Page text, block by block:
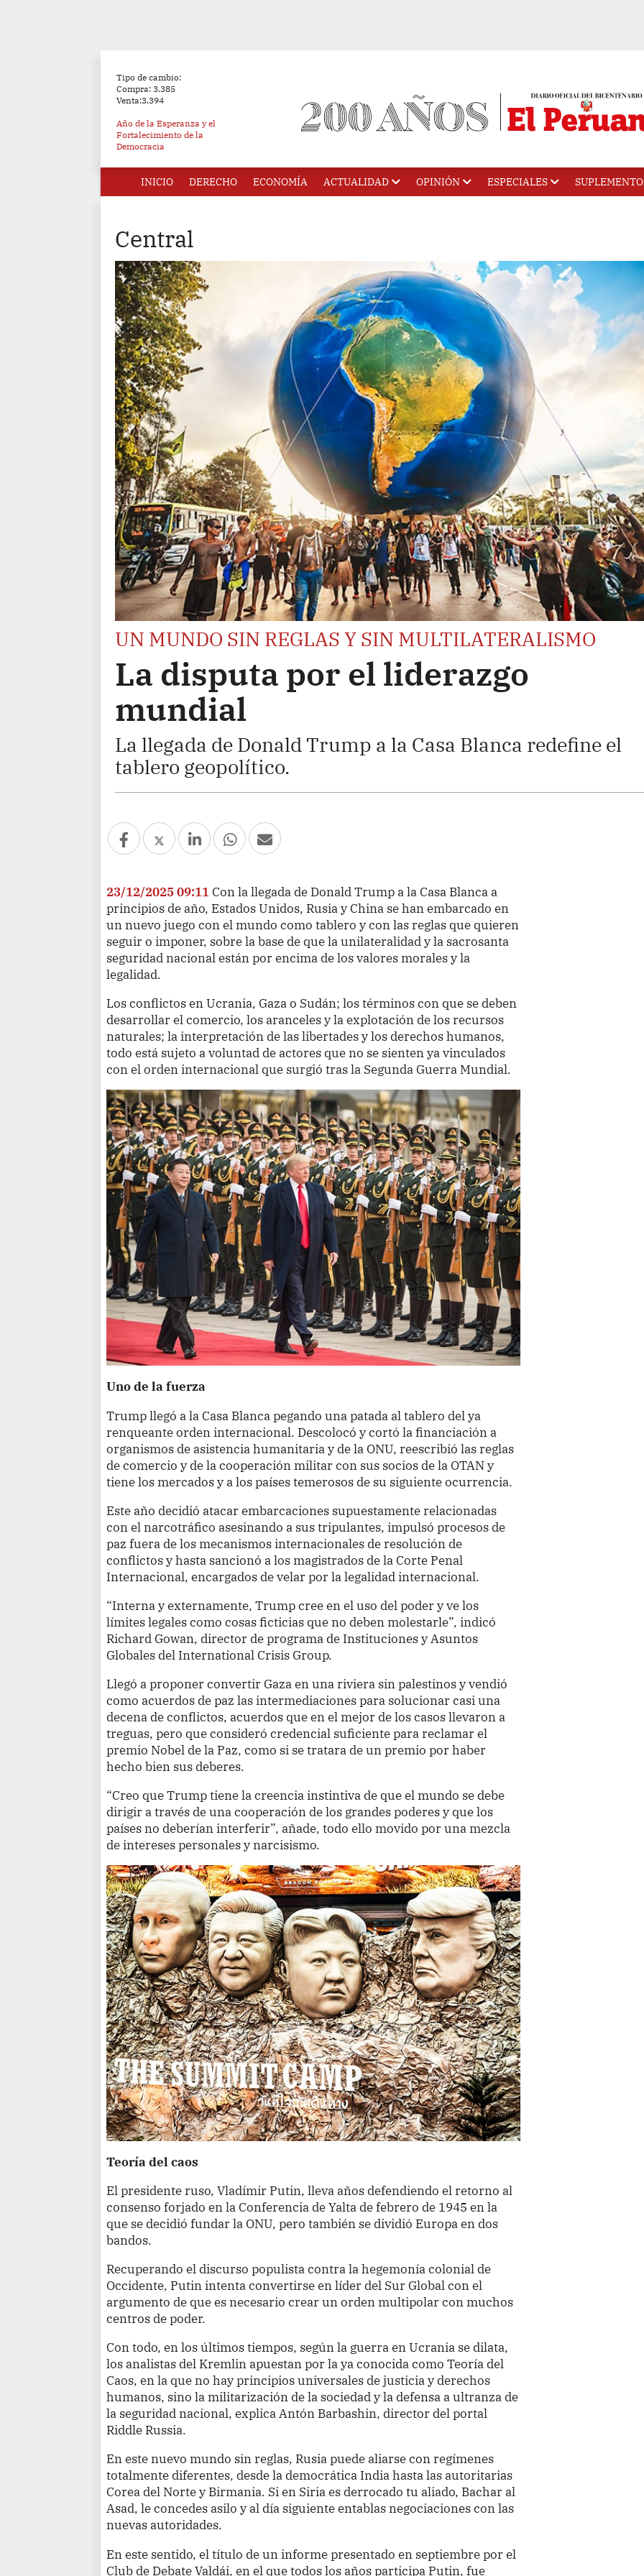
Tipo de cambio:
Compra: 3.385
Venta:3.394
Año de la Esperanza y el
Fortalecimiento de la
Democracia
INICIO DERECHO ECONOMÍA ACTUALIDAD OPINIÓN ESPECIALES
Central
UN MUNDO SIN REGLAS Y SIN MULTILATERALISMO
La disputa por el liderazgo
mundial
La llegada de Donald Trump a la Casa Blanca redefine el
tablero geopolítico.
23/12/2025 09:11Con la llegada de Donald Trump a la Casa Blanca a
principios de año, Estados Unidos, Rusia y China se han embarcado en
un nuevo juego con el mundo como tablero y con las reglas que quieren
seguir o imponer, sobre la base de que la unilateralidad y la sacrosanta
seguridad nacional están por encima de los valores morales y la
legalidad.
Los conflictos en Ucrania, Gaza o Sudán; los términos con que se deben
desarrollar el comercio, los aranceles y la explotación de los recursos
naturales; la interpretación de las libertades y los derechos humanos,
todo está sujeto a voluntad de actores que no se sienten ya vinculados
con el orden internacional que surgió tras la Segunda Guerra Mundial.
Uno de la fuerza
Trump llegó a la Casa Blanca pegando una patada al tablero del ya
renqueante orden internacional. Descolocó y cortó la financiación a
organismos de asistencia humanitaria y de la ONU, reescribió las reglas
de comercio y de la cooperación militar con sus socios de la OTAN y
tiene los mercados y a los países temerosos de su siguiente ocurrencia.
Este año decidió atacar embarcaciones supuestamente relacionadas
con el narcotráfico asesinando a sus tripulantes, impulsó procesos de
paz fuera de los mecanismos internacionales de resolución de
conflictos y hasta sancionó a los magistrados de la Corte Penal
Internacional, encargados de velar por la legalidad internacional.
“Interna y externamente, Trump cree en el uso del poder y ve los
límites legales como cosas ficticias que no deben molestarle”, indicó
Richard Gowan, director de programa de Instituciones y Asuntos
Globales del International Crisis Group.
Llegó a proponer convertir Gaza en una riviera sin palestinos y vendió
como acuerdos de paz las intermediaciones para solucionar casi una
decena de conflictos, acuerdos que en el mejor de los casos llevaron a
treguas, pero que consideró credencial suficiente para reclamar el
premio Nobel de la Paz, como si se tratara de un premio por haber
hecho bien sus deberes.
“Creo que Trump tiene la creencia instintiva de que el mundo se debe
dirigir a través de una cooperación de los grandes poderes y que los
países no deberían interferir”, añade, todo ello movido por una mezcla
de intereses personales y narcisismo.
Teoría del caos
El presidente ruso, Vladímir Putin, lleva años defendiendo el retorno al
consenso forjado en la Conferencia de Yalta de febrero de 1945 en la
que se decidió fundar la ONU, pero también se dividió Europa en dos
bandos.
Recuperando el discurso populista contra la hegemonía colonial de
Occidente, Putin intenta convertirse en líder del Sur Global con el
argumento de que es necesario crear un orden multipolar con muchos
centros de poder.
Con todo, en los últimos tiempos, según la guerra en Ucrania se dilata,
los analistas del Kremlin apuestan por la ya conocida como Teoría del
Caos, en la que no hay principios universales de justicia y derechos
humanos, sino la militarización de la sociedad y la defensa a ultranza de
la seguridad nacional, explica Antón Barbashin, director del portal
Riddle Russia.
En este nuevo mundo sin reglas, Rusia puede aliarse con regímenes
totalmente diferentes, desde la democrática India hasta las autoritarias
Corea del Norte y Birmania. Si en Siria es derrocado tu aliado, Bachar al
Asad, le concedes asilo y al día siguiente entablas negociaciones con las
nuevas autoridades.
En este sentido, el título de un informe presentado en septiembre por el
Club de Debate Valdái, en el que todos los años participa Putin, fue